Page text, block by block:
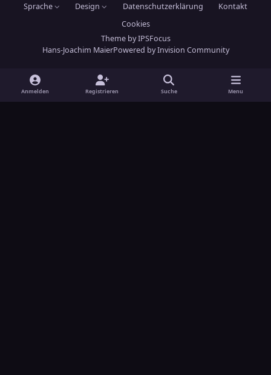
Sprache Design Datenschutzerklärung
Kontakt
Cookies
ThemebyIPSFocus
Hans-Joachim MaierPowered byInvision Community
Anmelden Registrieren Suche Menu